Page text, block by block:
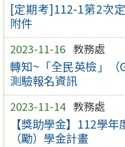
[定期考]112-1第2次
附件
2023-11-16 教務處
轉知~「全民英檢」（
測驗報名資訊
2023-11-14 教務處
【獎助學金】112學
（勵）學金計畫